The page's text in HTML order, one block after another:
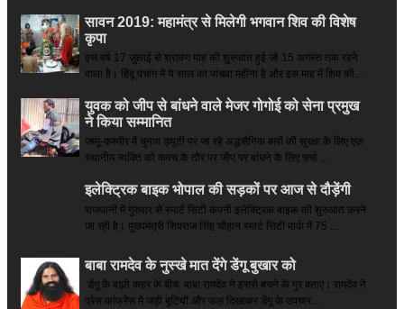
सावन 2019: महामंत्र से मिलेगी भगवान शिव की विशेष
कृपा
इस वर्ष 17 जुलाई से श्रावण माह की शुरुआत हुई जो 15 अगस्त तक रहने
वाला है। हिंदू पंचांग में ये साल का पांचवा महीना है और इस माह में शिव की...
युवक को जीप से बांधने वाले मेजर गोगोई को सेना प्रमुख
ने किया सम्‍मानित
जम्मू-कश्मीर में चुनाव ड्यूटी पर जा रहे अद्धसैनिक बलों की सुरक्षा के लिए एक
स्थानीय व्यक्ति को कवच के तौर पर जीप पर बांधने के लिए चर्चा ...
इलेक्ट्रिक बाइक भोपाल की सड़कों पर आज से दौड़ेंगी
राजधानी में गुरुवार से स्मार्ट सिटी कंपनी इलेक्ट्रिक बाइक की शुरुआत करने
जा रही है। मुख्यमंत्री शिवराज सिंह चौहान स्मार्ट सिटी पार्क में 75 ...
बाबा रामदेव के नुस्खे मात देंगे डेंगू बुखार को
डेंगू के बढ़ते कहर के बीच बाबा रामदेव ने इससे बचने के गुर बताए। रामदेव ने
प्रेस कांफ्रेंस में जड़ी बूटियों और फल दिखाकर डेंगू के उपचार...